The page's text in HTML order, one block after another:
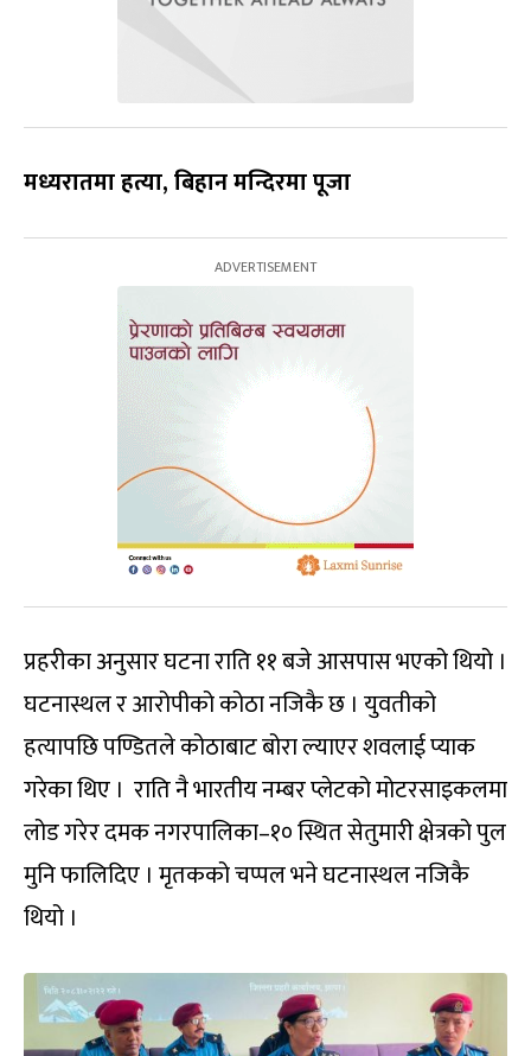
मध्यरातमा हत्या,बिहान मन्दिरमा पूजा
प्रहरीका अनुसार घटना राति ११ बजे आसपास भएको थियो ।
घटनास्थल र आरोपीको कोठा नजिकै छ । युवतीको
हत्यापछि पण्डितले कोठाबाट बोरा ल्याएर शवलाई प्याक
गरेका थिए । राति नै भारतीय नम्बर प्लेटको मोटरसाइकलमा
लोड गरेर दमक नगरपालिका–१० स्थित सेतुमारी क्षेत्रको पुल
मुनि फालिदिए । मृतकको चप्पल भने घटनास्थल नजिकै
थियो ।